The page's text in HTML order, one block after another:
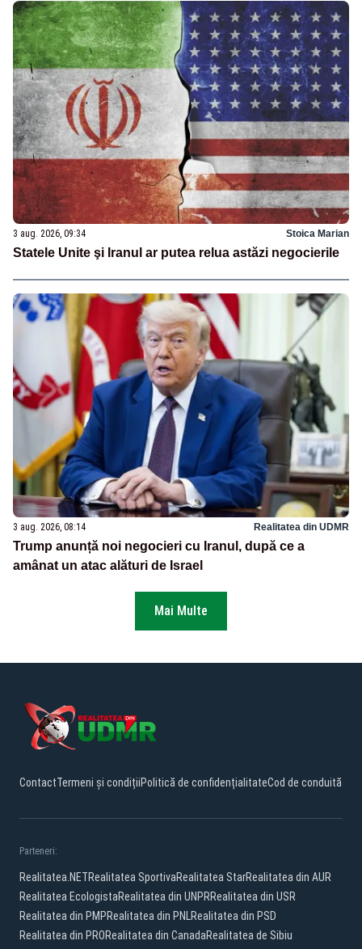
3 aug. 2026, 09:34 Stoica Marian
Statele Unite şi Iranul ar putea relua astăzi negocierile
3 aug. 2026, 08:14 Realitatea din UDMR
Trump anunță noi negocieri cu Iranul, după ce a
amânat un atac alături de Israel
Mai Multe
ContactTermeni și condițiiPolitică de confidențialitateCod de conduită
Parteneri:
Realitatea.NETRealitatea SportivaRealitatea StarRealitatea din AUR
Realitatea EcologistaRealitatea din UNPRRealitatea din USR
Realitatea din PMPRealitatea din PNLRealitatea din PSD
Realitatea din PRORealitatea din CanadaRealitatea de Sibiu